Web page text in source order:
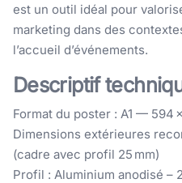
est un outil idéal pour
marketing dans des
l’accueil d’événements.
Descriptif
Format du poster : A1 — 594
Dimensions extérieures
(cadre avec profil 25 mm)
Profil : Aluminium anodisé –